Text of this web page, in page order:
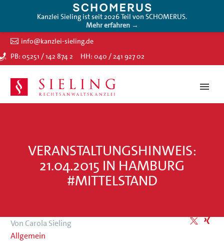
Kanzlei Sieling ist seit 2026 Teil von SCHOMERUS.
Mehr erfahren →
info@kanzlei-sieling.de
PB: 05251 / 142 874 2
HH: 040 / 241 927 02
VERANSTALTUNGSHINWEIS:
21.04.2015 IN HAMBURG
#MITTELSTAND
Von Carola Sieling
Allgemein